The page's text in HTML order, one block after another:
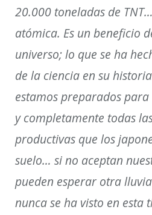
20.000 toneladas de
atómica. Es un beneficio
universo; lo que se ha
de la ciencia en su
estamos preparados
y completamente todas
productivas que los
suelo… si no aceptan
pueden esperar otra
nunca se ha visto en esta